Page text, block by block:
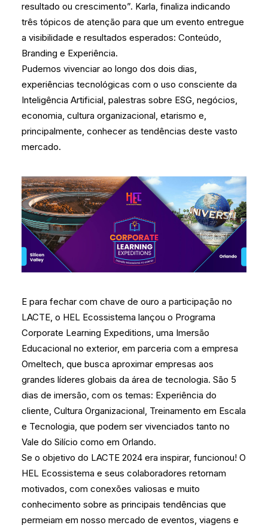
resultado ou crescimento”. Karla, finaliza indicando
três tópicos de atenção para que um evento entregue
a visibilidade e resultados esperados: Conteúdo,
Branding e Experiência.
Pudemos vivenciar ao longo dos dois dias,
experiências tecnológicas com o uso consciente da
Inteligência Artificial, palestras sobre ESG, negócios,
economia, cultura organizacional, etarismo e,
principalmente, conhecer as tendências deste vasto
mercado.
E para fechar com chave de ouro a participação no
LACTE, o HEL Ecossistema lançou o Programa
Corporate Learning Expeditions, uma Imersão
Educacional no exterior, em parceria com a empresa
Omeltech, que busca aproximar empresas aos
grandes líderes globais da área de tecnologia. São 5
dias de imersão, com os temas: Experiência do
cliente, Cultura Organizacional, Treinamento em Escala
e Tecnologia, que podem ser vivenciados tanto no
Vale do Silício como em Orlando.
Se o objetivo do LACTE 2024 era inspirar, funcionou! O
HEL Ecossistema e seus colaboradores retornam
motivados, com conexões valiosas e muito
conhecimento sobre as principais tendências que
permeiam em nosso mercado de eventos, viagens e